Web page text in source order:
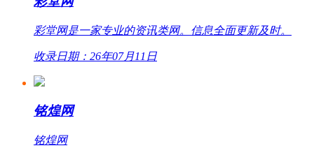
彩堂网是一家专业的资讯类网。信息全面更新及时。
收录日期：26年07月11日
铭煌网
铭煌网